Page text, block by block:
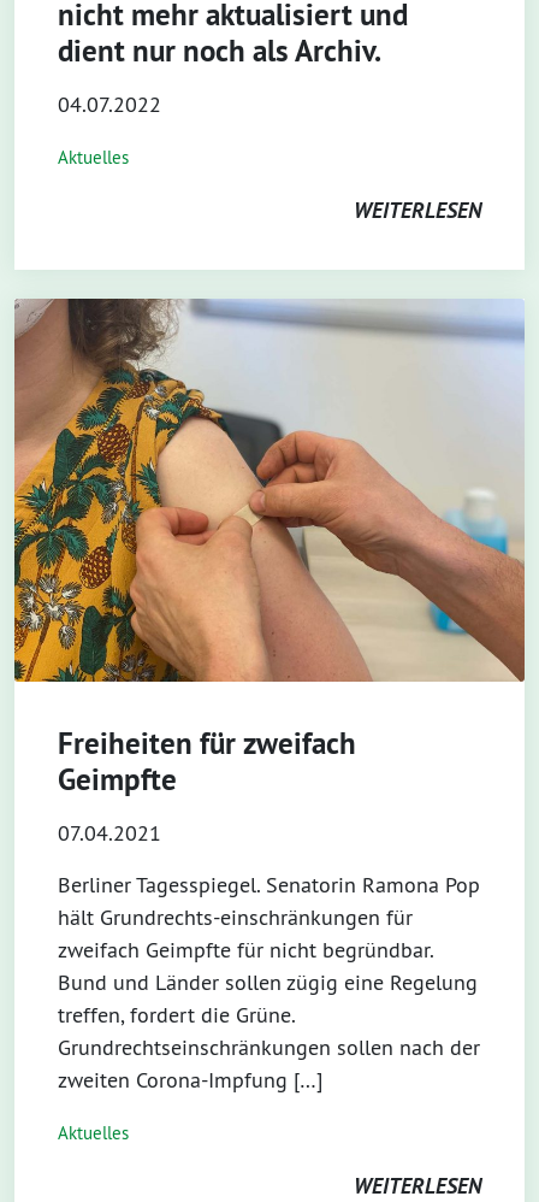
nicht mehr aktualisiert und
dient nur noch als Archiv.
04.07.2022
Aktuelles
WEITERLESEN
Freiheiten für zweifach
Geimpfte
07.04.2021
Berliner Tagesspiegel. Senatorin Ramona Pop
hält Grundrechts-einschränkungen für
zweifach Geimpfte für nicht begründbar.
Bund und Länder sollen zügig eine Regelung
treffen, fordert die Grüne.
Grundrechtseinschränkungen sollen nach der
zweiten Corona-Impfung […]
Aktuelles
WEITERLESEN